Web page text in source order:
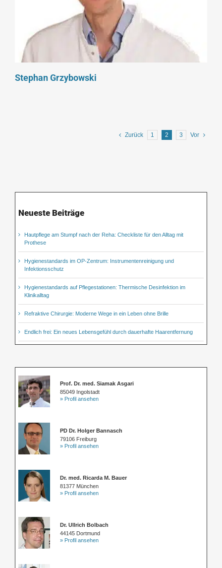
Stephan Grzybowski
Zurück 1 2 3 Vor
Neueste Beiträge
Hautpflege am Stumpf nach der Reha: Checkliste für den Alltag mit
Prothese
Hygienestandards im OP-Zentrum: Instrumentenreinigung und
Infektionsschutz
Hygienestandards auf Pflegestationen: Thermische Desinfektion im
Klinikalltag
Refraktive Chirurgie: Moderne Wege in ein Leben ohne Brille
Endlich frei: Ein neues Lebensgefühl durch dauerhafte Haarentfernung
Prof. Dr. med. Siamak Asgari
85049 Ingolstadt
» Profil ansehen
PD Dr. Holger Bannasch
79106 Freiburg
» Profil ansehen
Dr. med. Ricarda M. Bauer
81377 München
» Profil ansehen
Dr. Ullrich Bolbach
44145 Dortmund
» Profil ansehen